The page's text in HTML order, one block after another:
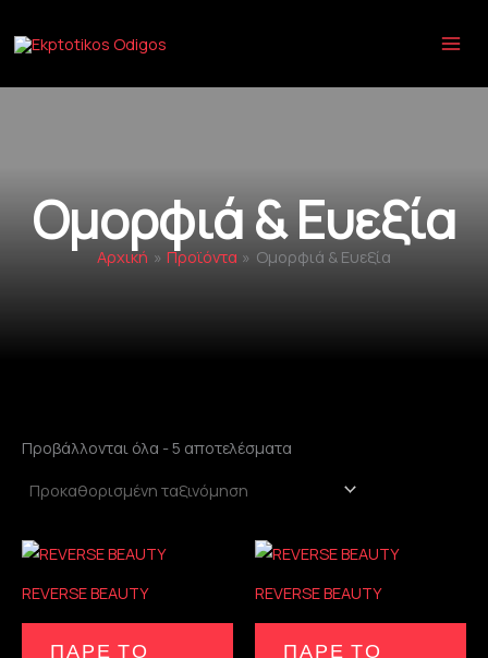
στο
Ομορφιά & Ευεξία
Αρχική Προϊόντα Ομορφιά & Ευεξία
Προβάλλονται όλα - 5 αποτελέσματα
REVERSE BEAUTY
ΠΑΡΕ ΤΟ
REVERSE BEAUTY
ΠΑΡΕ ΤΟ